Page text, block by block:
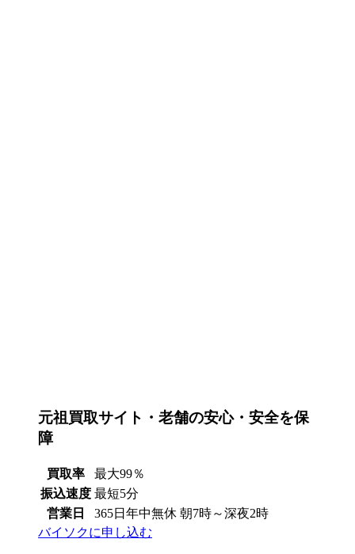
元祖買取サイト・老舗の安心・安全を保
障
買取率
最大99％
振込速度 最短5分
営業日
365日年中無休 朝7時～深夜2時
バイソクに申し込む